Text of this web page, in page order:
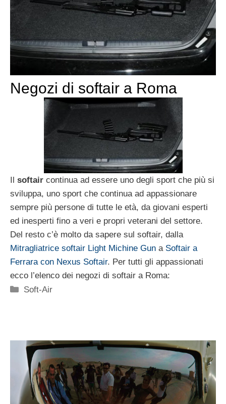
Negozi di softair a Roma
Il softair continua ad essere uno degli sport che più si
sviluppa, uno sport che continua ad appassionare
sempre più persone di tutte le età, da giovani esperti
ed inesperti fino a veri e propri veterani del settore.
Del resto c’è molto da sapere sul softair, dalla
Mitragliatrice softair Light Michine Gun a Softair a
Ferrara con Nexus Softair. Per tutti gli appassionati
ecco l’elenco dei negozi di softair a Roma:
Categorie
Soft-Air